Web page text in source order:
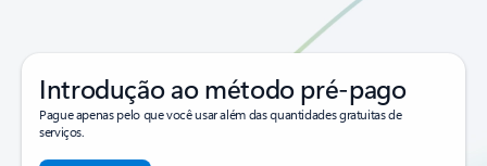
Introdução ao método pré-pago
Pague apenas pelo que você usar além das quantidades gratuitas de
serviços.